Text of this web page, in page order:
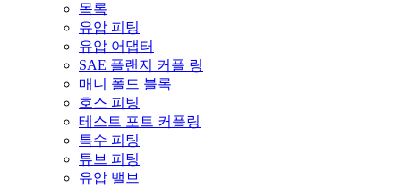
목록
유압 피팅
유압 어댑터
SAE 플랜지 커플 링
매니 폴드 블록
호스 피팅
테스트 포트 커플링
특수 피팅
튜브 피팅
유압 밸브